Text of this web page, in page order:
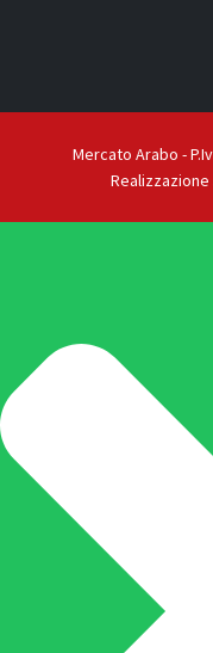
Mercato Arabo -